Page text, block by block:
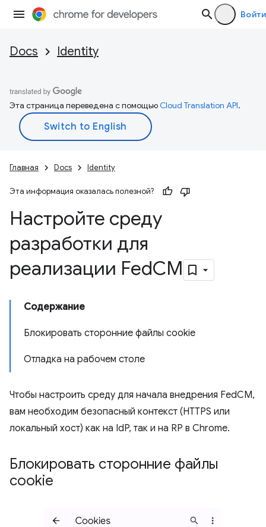
Войти
Docs Identity
Эта страница переведена с помощьюCloud Translation API.
Главная Docs Identity
Эта информация оказалась полезной?
Настройте среду
разработки для
реализации FedCM
Содержание
Блокировать сторонние файлы cookie
Отладка на рабочем столе
Чтобы настроить среду для начала внедрения FedCM,
вам необходим безопасный контекст (HTTPS или
локальный хост) как на IdP, так и на RP в Chrome.
Блокировать сторонние файлы
cookie